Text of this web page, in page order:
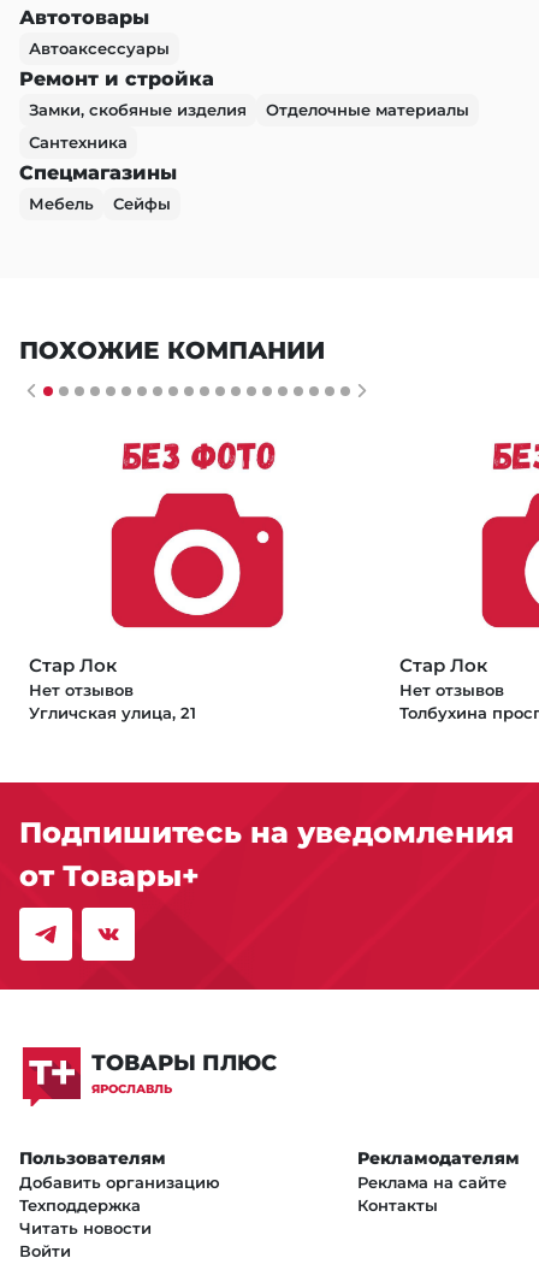
Автотовары
Автоаксессуары
Ремонт и стройка
Замки, скобяные изделия
Отделочные материалы
Сантехника
Спецмагазины
Мебель Сейфы
ПОХОЖИЕ КОМПАНИИ
Стар Лок
Нет отзывов
Угличская улица, 21
Стар Лок
Нет отзывов
Толбухина
Подпишитесь на уведомления
от Товары+
ТОВАРЫ ПЛЮС
ЯРОСЛАВЛЬ
Пользователям
Добавить организацию
Техподдержка
Читать новости
Войти
Рекламодателям
Реклама на сайте
Контакты